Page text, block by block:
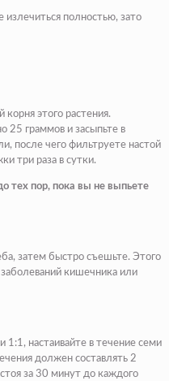
полностью, зато
этого растения.
25 граммов и засыпьте в
после чего фильтруете настой
три раза в сутки.
тех пор, пока вы не выпьете
затем быстро съешьте. Этого
кишечника или
настаивайте в течение семи
должен составлять 2
за 30 минут до каждого